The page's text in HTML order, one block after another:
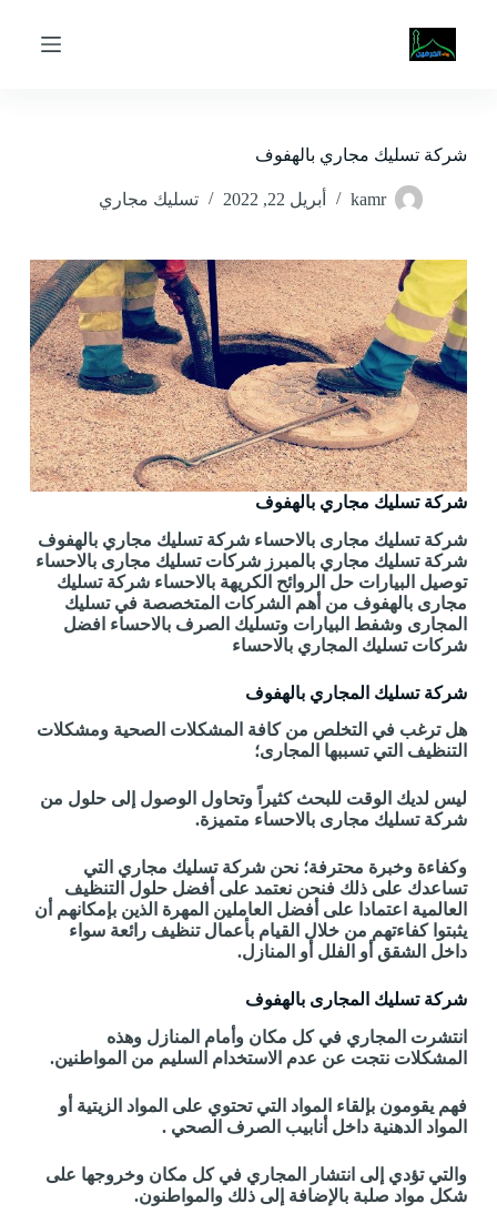
شركة تسليك مجاري بالهفوف
kamr أبريل 22, 2022 تسليك مجاري
شركة تسليك مجاري بالهفوف
شركة تسليك مجارى بالاحساء شركة تسليك مجاري بالهفوف
شركة تسليك مجاري بالمبرز شركات تسليك مجارى بالاحساء
توصيل البيارات حل الروائح الكريهة بالاحساء شركة تسليك
مجارى بالهفوف من أهم الشركات المتخصصة في تسليك
المجارى وشفط البيارات وتسليك الصرف بالاحساء افضل
شركات تسليك المجاري بالاحساء
شركة تسليك المجاري بالهفوف
هل ترغب في التخلص من كافة المشكلات الصحية ومشكلات
التنظيف التي تسببها المجارى؛
ليس لديك الوقت للبحث كثيراً وتحاول الوصول إلى حلول من
شركة تسليك مجارى بالاحساء متميزة.
وكفاءة وخبرة محترفة؛ نحن شركة تسليك مجاري التي
تساعدك على ذلك فنحن نعتمد على أفضل حلول التنظيف
العالمية اعتمادا على أفضل العاملين المهرة الذين بإمكانهم أن
يثبتوا كفاءتهم من خلال القيام بأعمال تنظيف رائعة سواء
داخل الشقق أو الفلل أو المنازل.
شركة تسليك المجارى بالهفوف
انتشرت المجاري في كل مكان وأمام المنازل وهذه
المشكلات نتجت عن عدم الاستخدام السليم من المواطنين.
فهم يقومون بإلقاء المواد التي تحتوي على المواد الزيتية أو
المواد الدهنية داخل أنابيب الصرف الصحي .
والتي تؤدي إلى انتشار المجاري في كل مكان وخروجها على
شكل مواد صلبة بالإضافة إلى ذلك والمواطنون.